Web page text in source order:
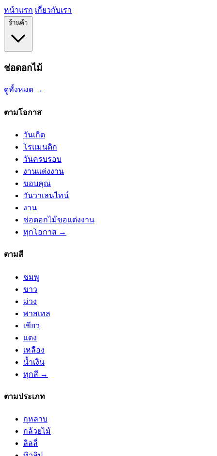
หน้าแรก เกี่ยวกับเรา
ร้านค้า
ช่อดอกไม้
ดูทั้งหมด →
ตามโอกาส
วันเกิด
โรแมนติก
วันครบรอบ
งานแต่งงาน
ขอบคุณ
วันวาเลนไทน์
งาน
ช่อดอกไม้ขอแต่งงาน
ทุกโอกาส →
ตามสี
ชมพู
ขาว
ม่วง
พาสเทล
เขียว
แดง
เหลือง
น้ำเงิน
ทุกสี →
ตามประเภท
กุหลาบ
กล้วยไม้
ลิลลี่